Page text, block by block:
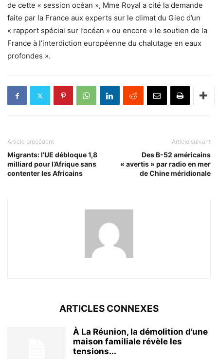
de cette « session océan », Mme Royal a cité la demande
faite par la France aux experts sur le climat du Giec d’un
« rapport spécial sur l’océan » ou encore « le soutien de la
France à l’interdiction européenne du chalutage en eaux
profondes ».
Article précédent
Migrants: l’UE débloque 1,8
milliard pour l’Afrique sans
contenter les Africains
Article suivant
Des B-52 américains
« avertis » par radio en mer
de Chine méridionale
ARTICLES CONNEXES
À La Réunion, la démolition d’une
maison familiale révèle les
tensions...